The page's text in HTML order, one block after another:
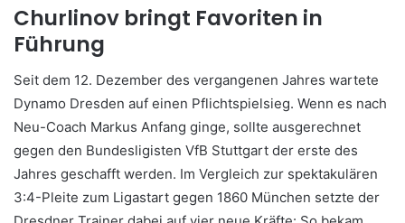
Churlinov bringt Favoriten in
Führung
Seit dem 12. Dezember des vergangenen Jahres wartete
Dynamo Dresden auf einen Pflichtspielsieg. Wenn es nach
Neu-Coach Markus Anfang ginge, sollte ausgerechnet
gegen den Bundesligisten VfB Stuttgart der erste des
Jahres geschafft werden. Im Vergleich zur spektakulären
3:4-Pleite zum Ligastart gegen 1860 München setzte der